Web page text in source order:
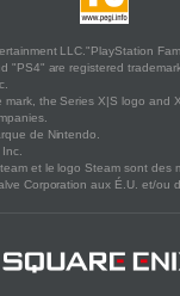
LLC."PlayStation
"PS4" are registered
mark, the Series X|S logo and
de Nintendo.
et le logo Steam sont des
Corporation aux É.U. et/ou